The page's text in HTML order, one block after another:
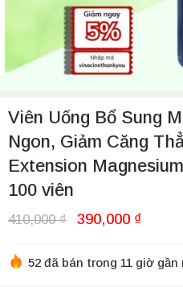
Viên Uống Bổ Sung
Ngon, Giảm Căng
Extension
100 viên
410,000₫ 390,000 ₫
52 đã bán trong 11 giờ gần